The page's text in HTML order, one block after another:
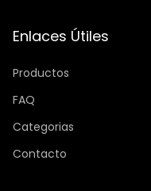
Enlaces Útiles
Productos
FAQ
Categorias
Contacto